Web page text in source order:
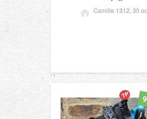
Camille 1312,30
TP